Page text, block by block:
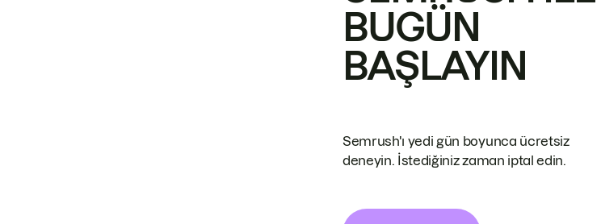
BUGÜN
BAŞLAYIN
Semrush'ı yedi gün boyunca ücretsiz
deneyin. İstediğiniz zaman iptal edin.